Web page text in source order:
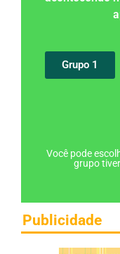
Grupo 1
Você pode
grupo
Publicidade